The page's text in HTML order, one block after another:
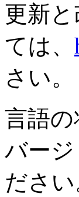
更新
ては、
さい。
言語
バー
ださい